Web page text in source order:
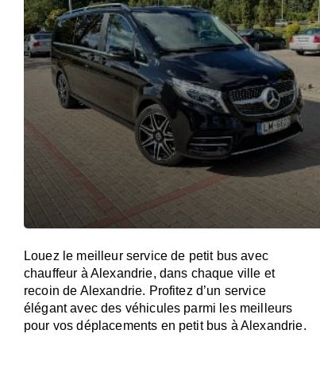
Louez le meilleur service de petit bus avec
chauffeur à Alexandrie, dans chaque ville et
recoin de Alexandrie. Profitez d’un service
élégant avec des véhicules parmi les meilleurs
pour vos déplacements en petit bus à Alexandrie.